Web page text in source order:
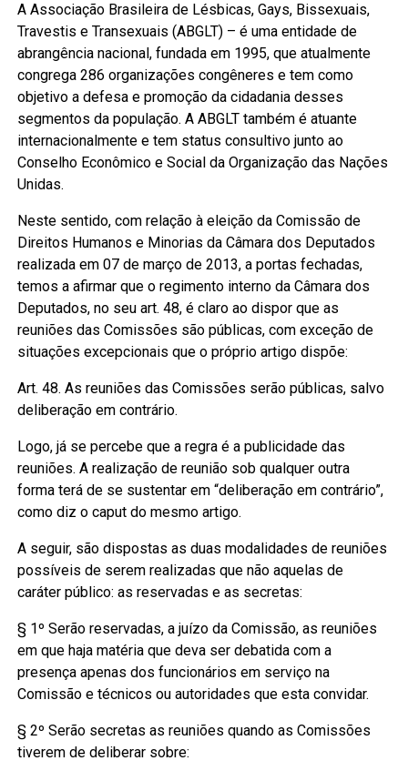
A Associação Brasileira de Lésbicas, Gays, Bissexuais,
Travestis e Transexuais (ABGLT) – é uma entidade de
abrangência nacional, fundada em 1995, que atualmente
congrega 286 organizações congêneres e tem como
objetivo a defesa e promoção da cidadania desses
segmentos da população. A ABGLT também é atuante
internacionalmente e tem status consultivo junto ao
Conselho Econômico e Social da Organização das Nações
Unidas.
Neste sentido, com relação à eleição da Comissão de
Direitos Humanos e Minorias da Câmara dos Deputados
realizada em 07 de março de 2013, a portas fechadas,
temos a afirmar que o regimento interno da Câmara dos
Deputados, no seu art. 48, é claro ao dispor que as
reuniões das Comissões são públicas, com exceção de
situações excepcionais que o próprio artigo dispõe:
Art. 48. As reuniões das Comissões serão públicas, salvo
deliberação em contrário.
Logo, já se percebe que a regra é a publicidade das
reuniões. A realização de reunião sob qualquer outra
forma terá de se sustentar em “deliberação em contrário”,
como diz o caput do mesmo artigo.
A seguir, são dispostas as duas modalidades de reuniões
possíveis de serem realizadas que não aquelas de
caráter público: as reservadas e as secretas:
§ 1º Serão reservadas, a juízo da Comissão, as reuniões
em que haja matéria que deva ser debatida com a
presença apenas dos funcionários em serviço na
Comissão e técnicos ou autoridades que esta convidar.
§ 2º Serão secretas as reuniões quando as Comissões
tiverem de deliberar sobre: